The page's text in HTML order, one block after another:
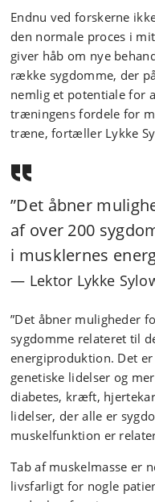
Endnu ved forskerne
den normale proces i
giver håb om nye
række sygdomme, der
nemlig et potentiale for
træningens fordele for
træne, fortæller Lykke
”Det åbner
af over 200
i musklernes
Lektor Lykke
”Det åbner muligheder
sygdomme relateret til
energiproduktion. Det
genetiske lidelser og
diabetes, kræft,
lidelser, der alle er
muskelfunktion er
Tab af muskelmasse er
livsfarligt for nogle